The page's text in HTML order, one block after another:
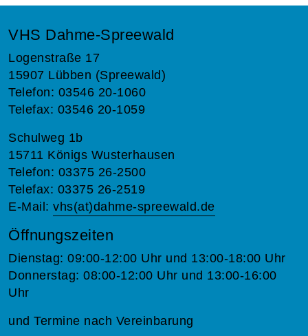
VHS Dahme-Spreewald
Logenstraße 17
15907 Lübben (Spreewald)
Telefon: 03546 20-1060
Telefax: 03546 20-1059
Schulweg 1b
15711 Königs Wusterhausen
Telefon: 03375 26-2500
Telefax: 03375 26-2519
E-Mail: vhs(at)dahme-spreewald.de
Öffnungszeiten
Dienstag: 09:00-12:00 Uhr und 13:00-18:00 Uhr
Donnerstag: 08:00-12:00 Uhr und 13:00-16:00
Uhr
und Termine nach Vereinbarung